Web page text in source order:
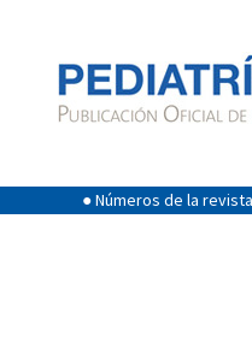
● Números de la